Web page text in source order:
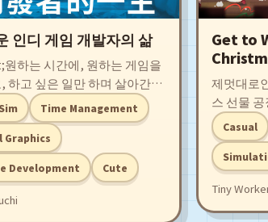
인디 게임 개발자의 삶
하는 시간에, 원하는 게임을
하고 싶은 일만 하며 살아간
이런 삶을 꿈꾸는 독립 게임
, 돈과 시간에 고민하며 죽을
금을 내는 현실 지향적 인생
션 게임입니다. 이 삶이 행복
정으로 외로운지, 그것을 결정
당신입니다.
Time Management
Graphics
Development Cute
Get to
제멋대로
스 선물
Works,
는 크리스
선물을 준
다. 선물
마련하고,
지시해 어
Casual
Tiny